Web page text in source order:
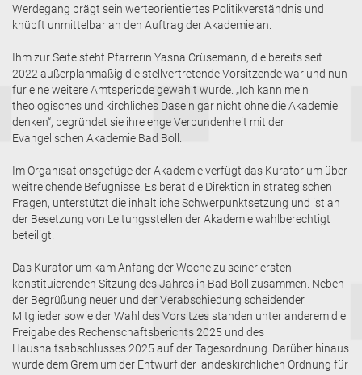
Werdegang prägt sein werteorientiertes Politikverständnis und
knüpft unmittelbar an den Auftrag der Akademie an.
Ihm zur Seite steht Pfarrerin Yasna Crüsemann, die bereits seit
2022 außerplanmäßig die stellvertretende Vorsitzende war und nun
für eine weitere Amtsperiode gewählt wurde. „Ich kann mein
theologisches und kirchliches Dasein gar nicht ohne die Akademie
denken“, begründet sie ihre enge Verbundenheit mit der
Evangelischen Akademie Bad Boll.
Im Organisationsgefüge der Akademie verfügt das Kuratorium über
weitreichende Befugnisse. Es berät die Direktion in strategischen
Fragen, unterstützt die inhaltliche Schwerpunktsetzung und ist an
der Besetzung von Leitungsstellen der Akademie wahlberechtigt
beteiligt.
Das Kuratorium kam Anfang der Woche zu seiner ersten
konstituierenden Sitzung des Jahres in Bad Boll zusammen. Neben
der Begrüßung neuer und der Verabschiedung scheidender
Mitglieder sowie der Wahl des Vorsitzes standen unter anderem die
Freigabe des Rechenschaftsberichts 2025 und des
Haushaltsabschlusses 2025 auf der Tagesordnung. Darüber hinaus
wurde dem Gremium der Entwurf der landeskirchlichen Ordnung für